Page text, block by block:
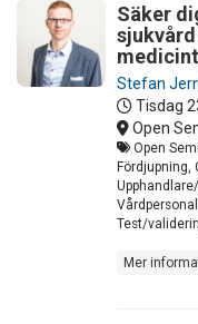
Säker
sjukvård
Stefan
Tisdag
Open
Open
Fördjupning,
Test/
Mer